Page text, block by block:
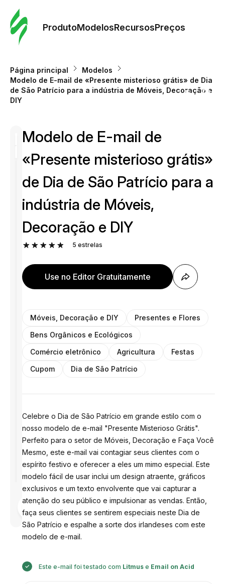
ProdutoModelosRecursosPreços
Página principal
Modelos
Modelo de E-mail de «Presente misterioso grátis» de Dia
de São Patrício para a indústria de Móveis, Decoração e
DIY
Desenhado
por
Anastasiia
Modelo de E-mail de
«Presente misterioso grátis»
de Dia de São Patrício para a
indústria de Móveis,
Decoração e DIY
5 estrelas
Use no Editor Gratuitamente
Móveis, Decoração e DIY
Presentes e Flores
Bens Orgânicos e Ecológicos
Comércio eletrônico
Agricultura
Festas
Cupom
Dia de São Patrício
Celebre o Dia de São Patrício em grande estilo com o
nosso modelo de e-mail "Presente Misterioso Grátis".
Perfeito para o setor de Móveis, Decoração e Faça Você
Mesmo, este e-mail vai contagiar seus clientes com o
espírito festivo e oferecer a eles um mimo especial. Este
modelo fácil de usar inclui um design atraente, gráficos
exclusivos e um texto envolvente que vai capturar a
atenção do seu público e impulsionar as vendas. Então,
faça seus clientes se sentirem especiais neste Dia de
São Patrício e espalhe a sorte dos irlandeses com este
modelo de e-mail.
Este e-mail foi testado com Litmus e Email on Acid